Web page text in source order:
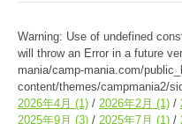
Warning: Use of undefined
will throw an Error in a future
mania/camp-mania.com/
content/themes/campmania2/
2026年4月 (1) 2026年2月 (1)
2025年9月 (3) 2025年7月 (1)